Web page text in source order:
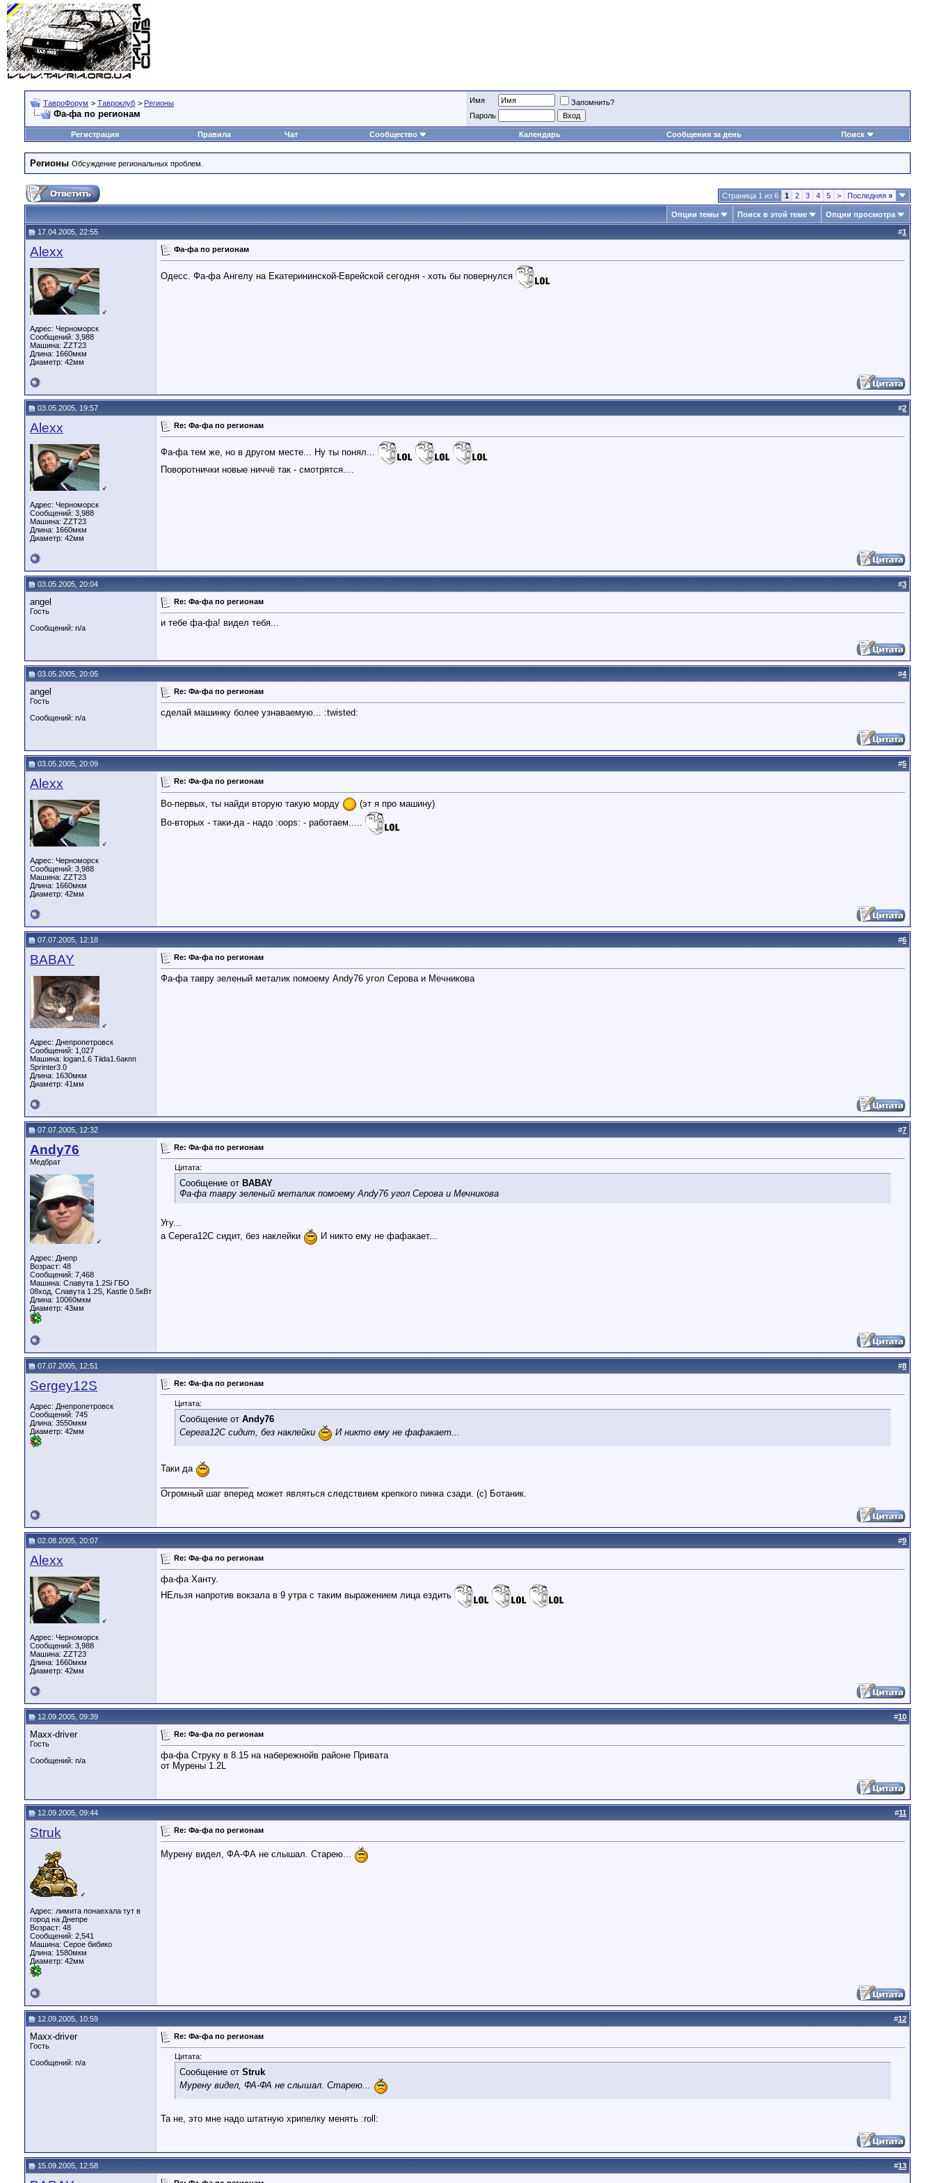
ТавроФорум > Тавроклуб > Регионы
Фа-фа по регионам
Имя
Запомнить?
Пароль
Регистрация Правила Чат Сообщество Календарь Сообщения за день Поиск
Регионы Обсуждение региональных проблем.
Страница 1 из 6 1 2 3 4 5 > Последняя »
Опции темы Поиск в этой теме Опции просмотра
17.04.2005, 22:55 #1
Alexx
♂
Адрес: Черноморск
Сообщений: 3,988
Машина: ZZT23
Длина: 1660мкм
Диаметр: 42мм
Фа-фа по регионам
Одесс. Фа-фа Ангелу на Екатерининской-Еврейской сегодня - хоть бы повернулся
03.05.2005, 19:57 #2
Alexx
♂
Адрес: Черноморск
Сообщений: 3,988
Машина: ZZT23
Длина: 1660мкм
Диаметр: 42мм
Re: Фа-фа по регионам
Фа-фа тем же, но в другом месте... Ну ты понял...
Поворотнички новые ниччё так - смотрятся....
03.05.2005, 20:04 #3
angel
Гость
Сообщений: n/a
Re: Фа-фа по регионам
и тебе фа-фа! видел тебя...
03.05.2005, 20:05 #4
angel
Гость
Сообщений: n/a
Re: Фа-фа по регионам
сделай машинку более узнаваемую... :twisted:
03.05.2005, 20:09 #5
Alexx
♂
Адрес: Черноморск
Сообщений: 3,988
Машина: ZZT23
Длина: 1660мкм
Диаметр: 42мм
Re: Фа-фа по регионам
Во-первых, ты найди вторую такую морду
(эт я про машину)
Во-вторых - таки-да - надо :oops: - работаем.....
07.07.2005, 12:18 #6
BABAY
♂
Адрес: Днепропетровск
Сообщений: 1,027
Машина: logan1.6 Tiida1.6акпп
Sprinter3.0
Длина: 1630мкм
Диаметр: 41мм
Re: Фа-фа по регионам
Фа-фа тавру зеленый металик помоему Andy76 угол Серова и Мечникова
07.07.2005, 12:32 #7
Andy76
Медбрат
♂
Адрес: Днепр
Возраст: 48
Сообщений: 7,468
Машина: Славута 1.2Si ГБО
08ход, Славута 1.2S, Kastle 0.5кВт
Длина: 10060мкм
Диаметр: 43мм
Re: Фа-фа по регионам
Цитата:
Сообщение от BABAY
Фа-фа тавру зеленый металик помоему Andy76 угол Серова и Мечникова
Угу...
а Серега12С сидит, без наклейки
И никто ему не фафакает...
07.07.2005, 12:51 #8
Sergey12S
Адрес: Днепропетровск
Сообщений: 745
Длина: 3550мкм
Диаметр: 42мм
Re: Фа-фа по регионам
Цитата:
Сообщение от Andy76
Серега12С сидит, без наклейки
И никто ему не фафакает...
Таки да
Огромный шаг вперед может являться следствием крепкого пинка сзади. (с) Ботаник.
02.08.2005, 20:07 #9
Alexx
♂
Адрес: Черноморск
Сообщений: 3,988
Машина: ZZT23
Длина: 1660мкм
Диаметр: 42мм
Re: Фа-фа по регионам
фа-фа Ханту.
НЕльзя напротив вокзала в 9 утра с таким выражением лица ездить
12.09.2005, 09:39 #10
Maxx-driver
Гость
Сообщений: n/a
Re: Фа-фа по регионам
фа-фа Струку в 8.15 на набережнойв районе Привата
от Мурены 1.2L
12.09.2005, 09:44 #11
Struk
♂
Адрес: лимита понаехала тут в
город на Днепре
Возраст: 48
Сообщений: 2,541
Машина: Серое бибико
Длина: 1580мкм
Диаметр: 42мм
Re: Фа-фа по регионам
Мурену видел, ФА-ФА не слышал. Старею...
12.09.2005, 10:59 #12
Maxx-driver
Гость
Сообщений: n/a
Re: Фа-фа по регионам
Цитата:
Сообщение от Struk
Мурену видел, ФА-ФА не слышал. Старею...
Та не, это мне надо штатную хрипелку менять :roll:
15.09.2005, 12:58 #13